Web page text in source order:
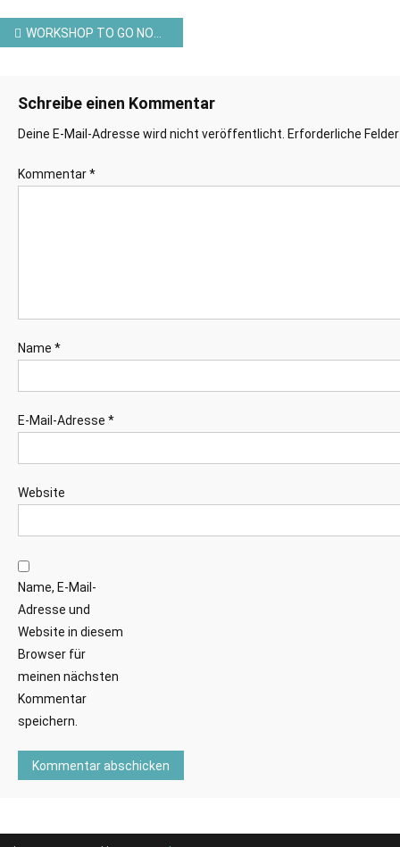
Beitragsnavigation
WORKSHOP TO GO NOVEMBER – MINIALBUM
Schreibe einen Kommentar
Deine E-Mail-Adresse wird nicht veröffentlicht. Erforderliche
Kommentar*
Name *
E-Mail-Adresse *
Website
Name, E-Mail-
Adresse und
Website in diesem
Browser für
meinen nächsten
Kommentar
speichern.